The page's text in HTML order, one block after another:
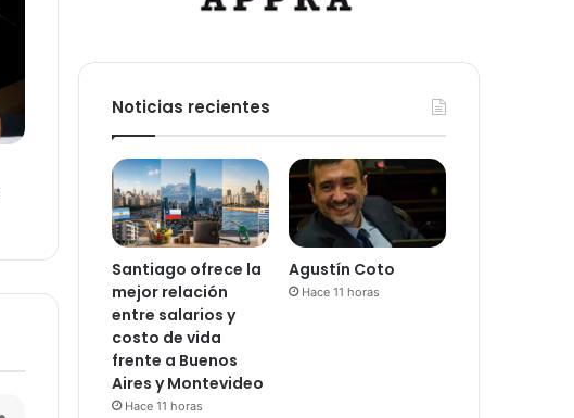
Noticias recientes
Santiago ofrece la
mejor relación
entre salarios y
costo de vida
frente a Buenos
Aires y Montevideo
Hace 11 horas
Agustín Coto
Hace 11 horas